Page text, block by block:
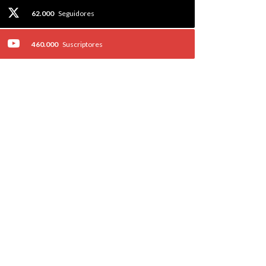
62.000 Seguidores
460.000 Suscriptores